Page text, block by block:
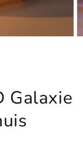
Galaxie